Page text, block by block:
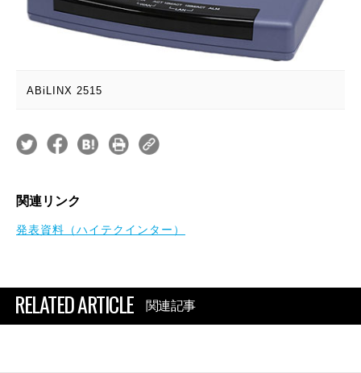
ABiLINX 2515
関連リンク
発表資料（ハイテクインター）
RELATED ARTICLE 関連記事